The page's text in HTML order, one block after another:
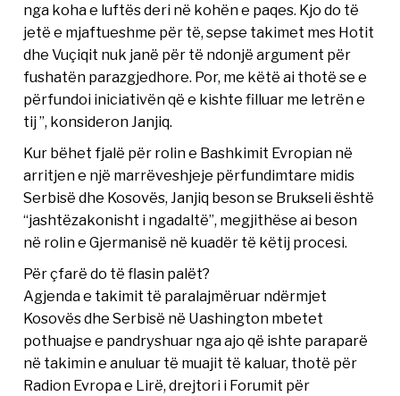
nga koha e luftës deri në kohën e paqes. Kjo do të
jetë e mjaftueshme për të, sepse takimet mes Hotit
dhe Vuçiqit nuk janë për të ndonjë argument për
fushatën parazgjedhore. Por, me këtë ai thotë se e
përfundoi iniciativën që e kishte filluar me letrën e
tij ”, konsideron Janjiq.
Kur bëhet fjalë për rolin e Bashkimit Evropian në
arritjen e një marrëveshjeje përfundimtare midis
Serbisë dhe Kosovës, Janjiq beson se Brukseli është
“jashtëzakonisht i ngadaltë”, megjithëse ai beson
në rolin e Gjermanisë në kuadër të këtij procesi.
Për çfarë do të flasin palët?
Agjenda e takimit të paralajmëruar ndërmjet
Kosovës dhe Serbisë në Uashington mbetet
pothuajse e pandryshuar nga ajo që ishte paraparë
në takimin e anuluar të muajit të kaluar, thotë për
Radion Evropa e Lirë, drejtori i Forumit për